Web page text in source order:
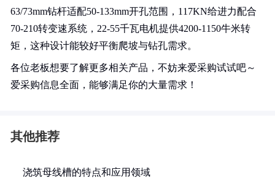
63/73mm钻杆适配50-133mm开孔范围，117KN给进力配合
70-210转变速系统，22-55千瓦电机提供4200-1150牛米转
矩，这种设计能较好平衡爬坡与钻孔需求。
各位老板想要了解更多相关产品，不妨来爱采购试试吧～
爱采购信息全面，能够满足你的大量需求！
其他推荐
浇筑母线槽的特点和应用领域